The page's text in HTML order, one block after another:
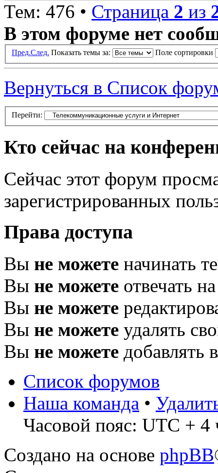
Тем: 476 • Страница 2 из
В этом форуме нет
Пред.След. Показать темы за: Поле сортировки
Вернуться в Список
Перейти:
Кто сейчас на
Сейчас этот форум
зарегистрированных
Права доступа
Вы не можете начинать
Вы не можете отвечать
Вы не можете
Вы не можете удалять
Вы не можете добавлять
Список форумов
Наша команда •
Часовой пояс: UTC + 4
Создано на основе phpBB